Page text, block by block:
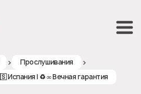
> Прослушивания >
Испания | ♻ ∞ Вечная гарантия